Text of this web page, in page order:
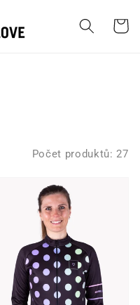
Košík
Počet produktů: 27